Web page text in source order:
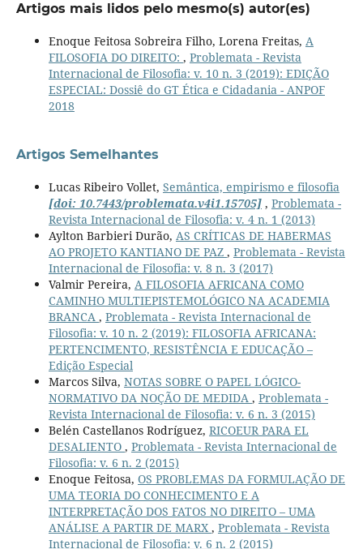
Artigos mais lidos pelo mesmo(s) autor(es)
Enoque Feitosa Sobreira Filho, Lorena Freitas, A
FILOSOFIA DO DIREITO: , Problemata - Revista
Internacional de Filosofia: v. 10 n. 3 (2019): EDIÇÃO
ESPECIAL: Dossiê do GT Ética e Cidadania - ANPOF
2018
Artigos Semelhantes
Lucas Ribeiro Vollet, Semântica, empirismo e filosofia
[doi: 10.7443/problemata.v4i1.15705], Problemata -
Revista Internacional de Filosofia: v. 4 n. 1 (2013)
Aylton Barbieri Durão, AS CRÍTICAS DE HABERMAS
AO PROJETO KANTIANO DE PAZ , Problemata - Revista
Internacional de Filosofia: v. 8 n. 3 (2017)
Valmir Pereira, A FILOSOFIA AFRICANA COMO
CAMINHO MULTIEPISTEMOLÓGICO NA ACADEMIA
BRANCA , Problemata - Revista Internacional de
Filosofia: v. 10 n. 2 (2019): FILOSOFIA AFRICANA:
PERTENCIMENTO, RESISTÊNCIA E EDUCAÇÃO –
Edição Especial
Marcos Silva, NOTAS SOBRE O PAPEL LÓGICO-
NORMATIVO DA NOÇÃO DE MEDIDA , Problemata -
Revista Internacional de Filosofia: v. 6 n. 3 (2015)
Belén Castellanos Rodríguez, RICOEUR PARA EL
DESALIENTO , Problemata - Revista Internacional de
Filosofia: v. 6 n. 2 (2015)
Enoque Feitosa, OS PROBLEMAS DA FORMULAÇÃO DE
UMA TEORIA DO CONHECIMENTO E A
INTERPRETAÇÃO DOS FATOS NO DIREITO – UMA
ANÁLISE A PARTIR DE MARX , Problemata - Revista
Internacional de Filosofia: v. 6 n. 2 (2015)